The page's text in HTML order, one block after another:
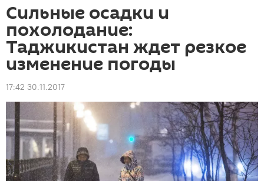
Сильные осадки и
похолодание:
Таджикистан ждет резкое
изменение погоды
17:42 30.11.2017